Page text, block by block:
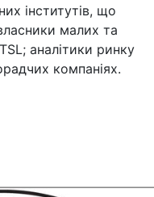
інститутів, що
малих та
аналітики ринку
компаніях.